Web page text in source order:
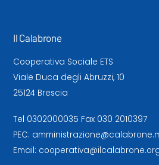
Il Calabrone
Cooperativa Sociale ETS
Viale Duca degli Abruzzi, 10
25124 Brescia
Tel 0302000035 Fax 030 2010397
PEC:
Email: